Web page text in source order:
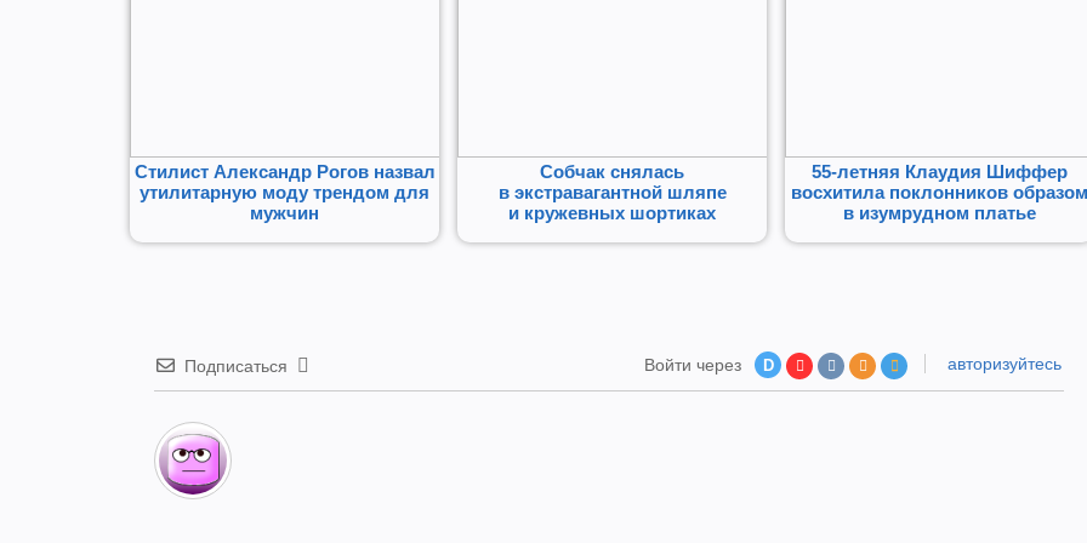
Стилист Александр Рогов назвал
утилитарную моду трендом для
мужчин
Собчак снялась
в экстравагантной шляпе
и кружевных шортиках
55-летняя Клаудия Шиффер
восхитила поклонников образом
в изумрудном платье
Подписаться Войти через D авторизуйтесь